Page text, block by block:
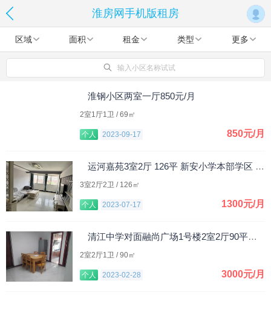
淮房网手机版租房
区域 面积 租金 类型 更多
输入小区名称试试
淮钢小区两室一厅850元/月
2室1厅1卫 / 69㎡
个人 2023-09-17 850元/月
运河嘉苑3室2厅 126平 新安小学本部学区 1300元/月
3室2厅2卫 / 126㎡
个人 2023-07-17 1300元/月
清江中学对面融尚广场1号楼2室2厅90平米，整租。
2室2厅1卫 / 90㎡
个人 2023-02-28 3000元/月